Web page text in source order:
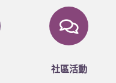
社區活動